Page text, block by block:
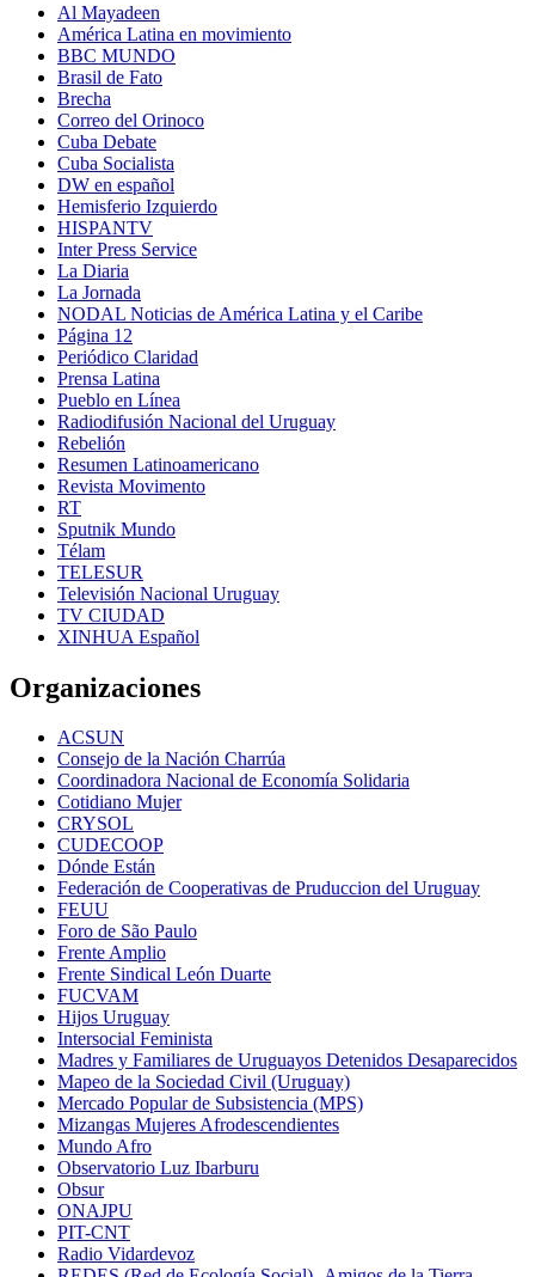
Al Mayadeen
América Latina en movimiento
BBC MUNDO
Brasil de Fato
Brecha
Correo del Orinoco
Cuba Debate
Cuba Socialista
DW en español
Hemisferio Izquierdo
HISPANTV
Inter Press Service
La Diaria
La Jornada
NODAL Noticias de América Latina y el Caribe
Página 12
Periódico Claridad
Prensa Latina
Pueblo en Línea
Radiodifusión Nacional del Uruguay
Rebelión
Resumen Latinoamericano
Revista Movimento
RT
Sputnik Mundo
Télam
TELESUR
Televisión Nacional Uruguay
TV CIUDAD
XINHUA Español
Organizaciones
ACSUN
Consejo de la Nación Charrúa
Coordinadora Nacional de Economía Solidaria
Cotidiano Mujer
CRYSOL
CUDECOOP
Dónde Están
Federación de Cooperativas de Pruduccion del Uruguay
FEUU
Foro de São Paulo
Frente Amplio
Frente Sindical León Duarte
FUCVAM
Hijos Uruguay
Intersocial Feminista
Madres y Familiares de Uruguayos Detenidos Desaparecidos
Mapeo de la Sociedad Civil (Uruguay)
Mercado Popular de Subsistencia (MPS)
Mizangas Mujeres Afrodescendientes
Mundo Afro
Observatorio Luz Ibarburu
Obsur
ONAJPU
PIT-CNT
Radio Vidardevoz